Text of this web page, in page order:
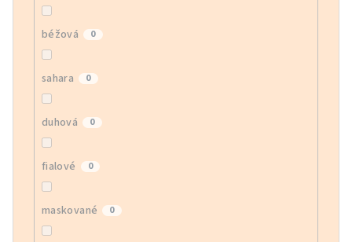
béžová 0
sahara 0
duhová 0
fialové 0
maskované 0